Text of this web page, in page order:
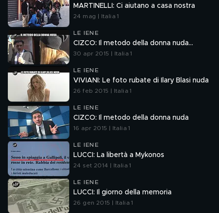
MARTINELLI: Ci aiutano a casa nostra
24 mag | Italia 1
LE IENE
CIZCO: Il metodo della donna nuda…
30 apr 2015 | Italia 1
LE IENE
VIVIANI: Le foto rubate di Ilary Blasi nuda
26 feb 2015 | Italia 1
LE IENE
CIZCO: Il metodo della donna nuda
16 apr 2015 | Italia 1
LE IENE
LUCCI: La libertà a Mykonos
24 set 2014 | Italia 1
LE IENE
LUCCI: Il giorno della memoria
26 gen 2015 | Italia 1